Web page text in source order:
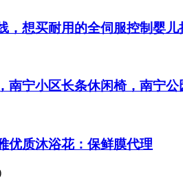
，想买耐用的全伺服控制婴
南宁小区长条休闲椅，南宁
优质沐浴花：保鲜膜代理